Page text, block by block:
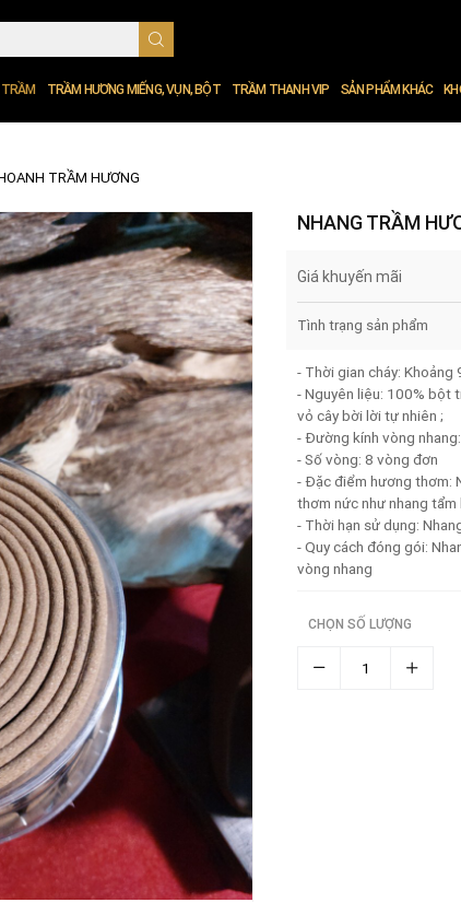
TRẦM TRẦM HƯƠNG MIẾNG, VỤN, BỘT TRẦM THANH VIP SẢN PHẨM KHÁC
TRẦM HƯƠNG
NHANG TRẦM
Giá khuyến mãi
Tình trạng sản phẩm
- Thời gian cháy: Khoảng
- Nguyên liệu: 100% bột
vỏ cây bời lời tự nhiên ;
- Đường kính vòng
- Số vòng: 8 vòng đơn
- Đặc điểm hương thơm:
thơm nức như nhang
- Thời hạn sử dụng:
- Quy cách đóng gói:
vòng nhang
CHỌN SỐ LƯỢNG